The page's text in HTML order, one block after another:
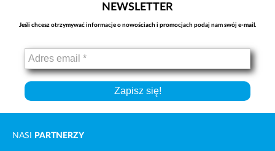
NEWSLETTER
Jeśli chcesz otrzymywać informacje o nowościach i promocjach podaj nam swój e-mail.
NASI PARTNERZY